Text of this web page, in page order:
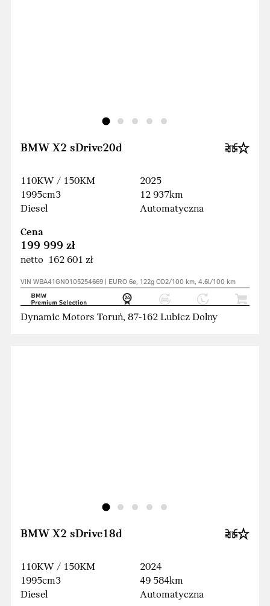
BMW X2 sDrive20d
110KW / 150KM
1995cm3
Diesel
2025
12 937km
Automatyczna
Cena
199 999 zł
netto 162 601 zł
VIN WBA41GN0105254669 | EURO 6e, 122g CO2/100 km, 4.6l/100 km
Dynamic Motors Toruń, 87-162 Lubicz Dolny
BMW X2 sDrive18d
110KW / 150KM
1995cm3
Diesel
2024
49 584km
Automatyczna